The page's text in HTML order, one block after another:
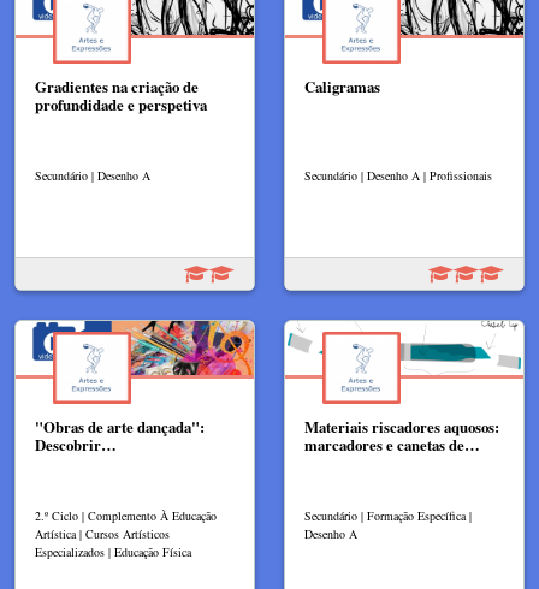
Gradientes na criação de
profundidade e perspetiva
Secundário | Desenho A
Caligramas
Secundário | Desenho A | Profissionais
"Obras de arte dançada":
Descobrir…
2.º Ciclo | Complemento À Educação
Artística | Cursos Artísticos
Especializados | Educação Física
Materiais riscadores aquosos:
marcadores e canetas de…
Secundário | Formação Específica |
Desenho A